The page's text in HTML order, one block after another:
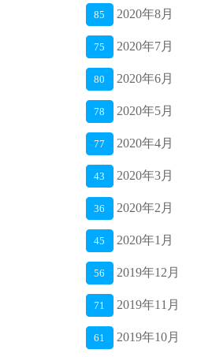
85 2020年8月
75 2020年7月
80 2020年6月
78 2020年5月
77 2020年4月
43 2020年3月
36 2020年2月
45 2020年1月
56 2019年12月
71 2019年11月
61 2019年10月